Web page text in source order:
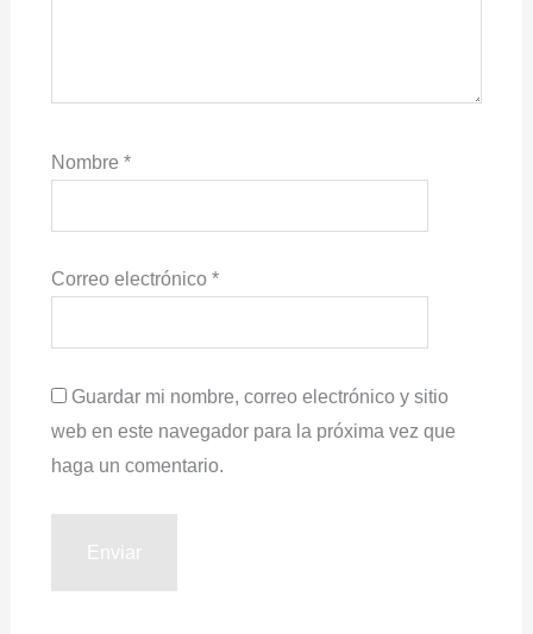
Nombre *
Correo electrónico *
Guardar mi nombre, correo electrónico y sitio
web en este navegador para la próxima vez que
haga un comentario.